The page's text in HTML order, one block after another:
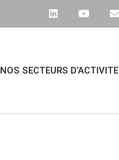
NOS SECTEURS D’ACTIVITE